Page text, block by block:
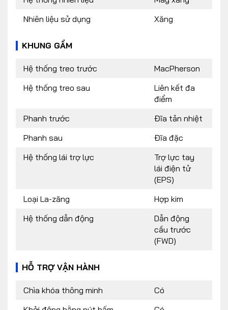
Nhiên liệu sử dụng
Xăng
KHUNG GẦM
Hệ thống treo trước
MacPherson
Hệ thống treo sau
Liên kết đa
điểm
Phanh trước
Đĩa tản nhiệt
Phanh sau
Đĩa đặc
Hệ thống lái trợ lực
Trợ lực tay
lái điện tử
(EPS)
Loại La-zăng
Hợp kim
Hệ thống dẫn động
Dẫn động
cầu trước
(FWD)
HỖ TRỢ VẬN HÀNH
Chìa khóa thông minh
Có